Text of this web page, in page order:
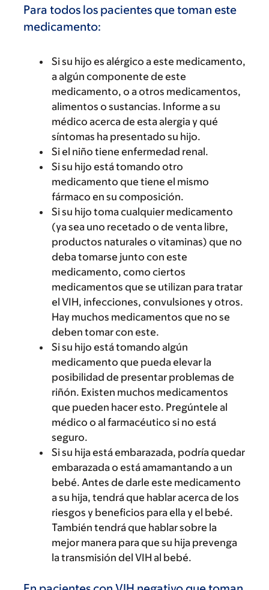
Para todos los pacientes que toman este
medicamento:
Si su hijo es alérgico a este medicamento,
a algún componente de este
medicamento, o a otros medicamentos,
alimentos o sustancias. Informe a su
médico acerca de esta alergia y qué
síntomas ha presentado su hijo.
Si el niño tiene enfermedad renal.
Si su hijo está tomando otro
medicamento que tiene el mismo
fármaco en su composición.
Si su hijo toma cualquier medicamento
(ya sea uno recetado o de venta libre,
productos naturales o vitaminas) que no
deba tomarse junto con este
medicamento, como ciertos
medicamentos que se utilizan para tratar
el VIH, infecciones, convulsiones y otros.
Hay muchos medicamentos que no se
deben tomar con este.
Si su hijo está tomando algún
medicamento que pueda elevar la
posibilidad de presentar problemas de
riñón. Existen muchos medicamentos
que pueden hacer esto. Pregúntele al
médico o al farmacéutico si no está
seguro.
Si su hija está embarazada, podría quedar
embarazada o está amamantando a un
bebé. Antes de darle este medicamento
a su hija, tendrá que hablar acerca de los
riesgos y beneficios para ella y el bebé.
También tendrá que hablar sobre la
mejor manera para que su hija prevenga
la transmisión del VIH al bebé.